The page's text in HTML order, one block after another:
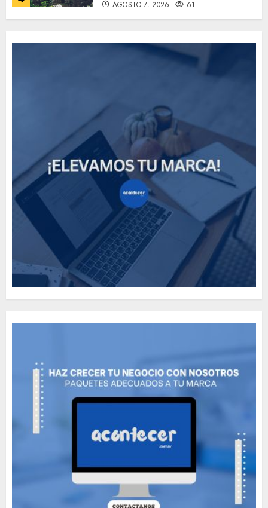
AGOSTO 7, 2026 61
How Many of These Italian
MAYO 14, 2024 811
Need to Know About the
Classic Cars in a Retro
Movie?
The full story of
Thailand’s extraordinary
cave rescue